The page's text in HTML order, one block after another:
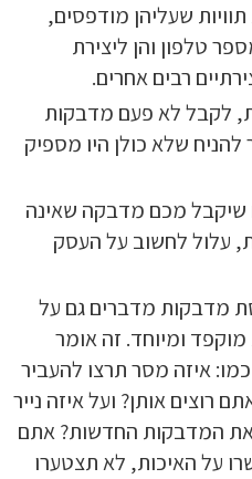
שעליהן מודפסים,
טלפון והן ליצירת
רבים אחרים.
לקבל לא פעם מדבקות
שלא כולן היו מספיק
שיקבל מכם מדבקה שאינה
עלול לחשוב על העסק
מדבקות מדברים גם על
מוקפד ומיוחד. זה אומר
איזה מסר תרצו להעביר
רוצים אותן? ועל איזה נייר
את המדבקות החדשות? אתם
על האיכות, לא תצטערו